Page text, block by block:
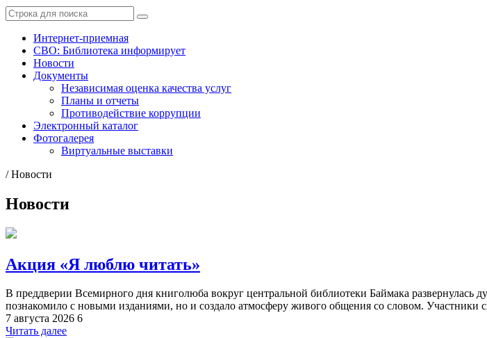
Интернет-приемная
СВО: Библиотека информирует
Новости
Документы
Независимая оценка качества услуг
Планы и отчеты
Противодействие коррупции
Электронный каталог
Фотогалерея
Виртуальные выставки
/Новости
Новости
Акция «Я люблю читать»
В преддверии Всемирного дня книголюба вокруг центральной библиотеки Баймака
познакомило с новыми изданиями, но и создало атмосферу живого общения со словом. Участники
7 августа 2026 6
Читать далее